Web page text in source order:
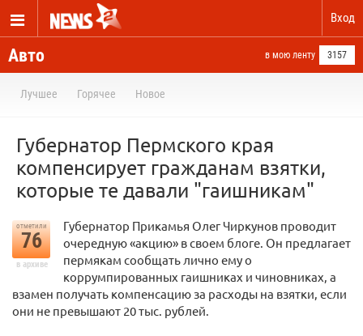
Вход
Авто в мою ленту 3157
Лучшее Горячее Новое
Губернатор Пермского края
компенсирует гражданам взятки,
которые те давали "гаишникам"
отметили
76
в архиве
Губернатор Прикамья Олег Чиркунов проводит
очередную «акцию» в своем блоге. Он предлагает
пермякам сообщать лично ему о
коррумпированных гаишниках и чиновниках, а
взамен получать компенсацию за расходы на взятки, если
они не превышают 20 тыс. рублей.